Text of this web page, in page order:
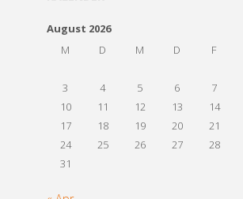
August 2026
M
D M D F
3
4 5 6 7
10
11 12 13 14
17
18 19 20 21
24
25 26 27 28
31